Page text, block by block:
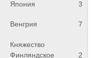
Япония 3
Венгрия 7
Княжество
Финляндское
2